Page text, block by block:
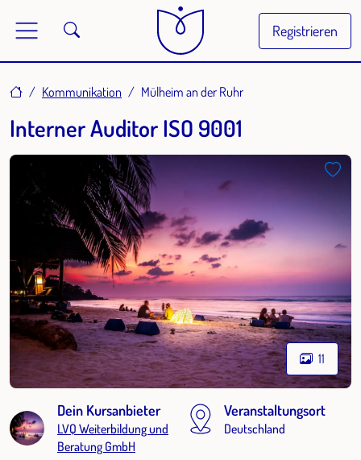
Registrieren
HomeKommunikation Mülheim an der Ruhr
Interner Auditor ISO 9001
11
Dein Kursanbieter
LVQ Weiterbildung und
Beratung GmbH
Veranstaltungsort
Deutschland